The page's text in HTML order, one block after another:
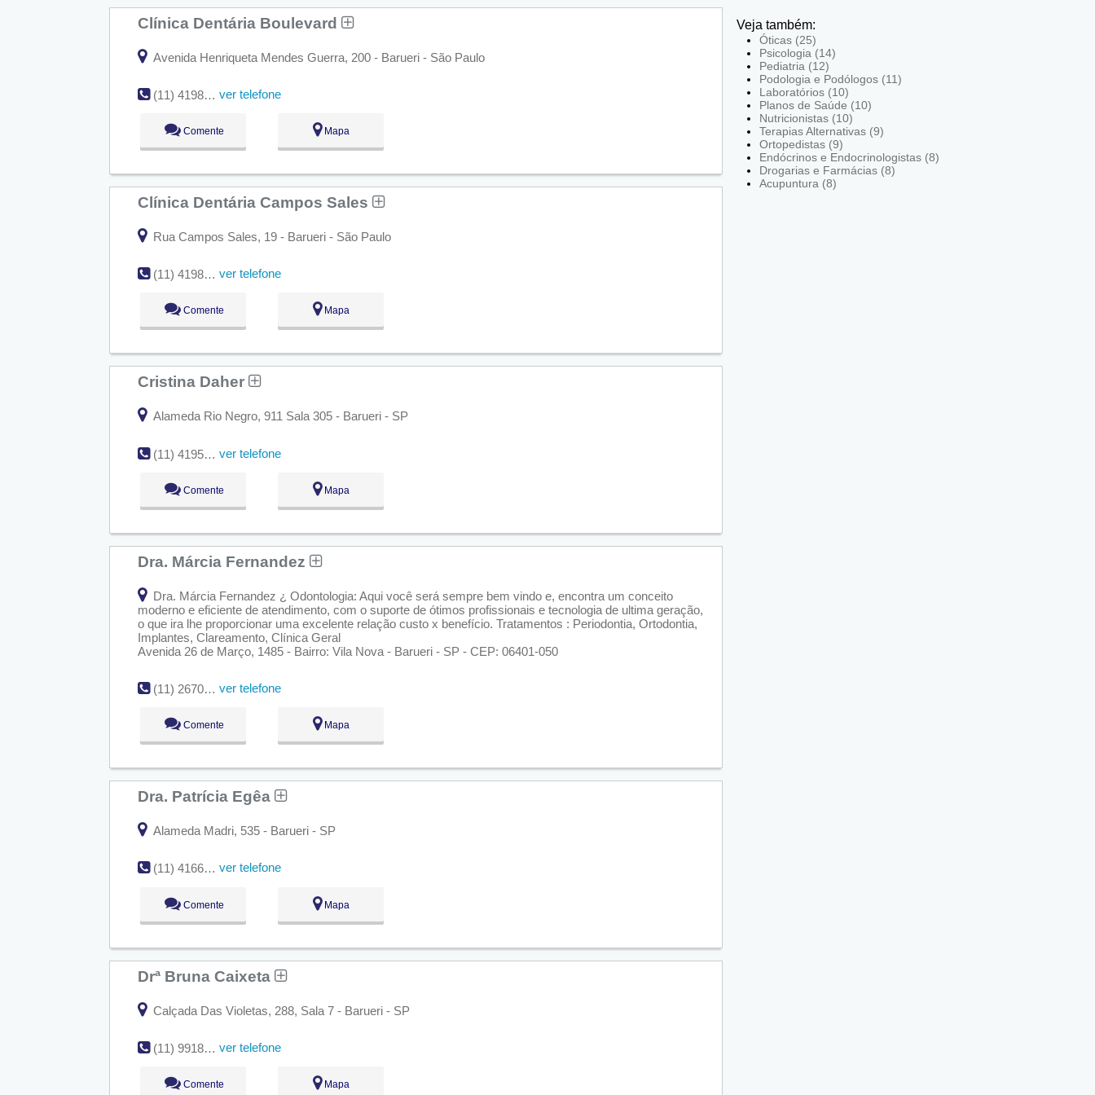
Clínica Dentária Boulevard
Avenida Henriqueta Mendes Guerra, 200 - Barueri - São Paulo
(11) 4198-0681 ver telefone
Comente Mapa
Clínica Dentária Campos Sales
Rua Campos Sales, 19 - Barueri - São Paulo
(11) 4198-3476 ver telefone
Comente Mapa
Cristina Daher
Alameda Rio Negro, 911 Sala 305 - Barueri - SP
(11) 4195-8037 ver telefone
Comente Mapa
Dra. Márcia Fernandez
Dra. Márcia Fernandez ¿ Odontologia: Aqui você será sempre bem vindo e, encontra um conceito
moderno e eficiente de atendimento, com o suporte de ótimos profissionais e tecnologia de ultima geração,
o que ira lhe proporcionar uma excelente relação custo x benefício. Tratamentos : Periodontia, Ortodontia,
Implantes, Clareamento, Clínica Geral
Avenida 26 de Março, 1485 - Bairro: Vila Nova - Barueri - SP - CEP: 06401-050
(11) 2670-1171 ver telefone
Comente Mapa
Dra. Patrícia Egêa
Alameda Madri, 535 - Barueri - SP
(11) 4166-5477 ver telefone
Comente Mapa
Drª Bruna Caixeta
Calçada Das Violetas, 288, Sala 7 - Barueri - SP
(11) 99184-9468 ver telefone
Comente Mapa
Veja também:
Óticas (25)
Psicologia (14)
Pediatria (12)
Podologia e Podólogos (11)
Laboratórios (10)
Planos de Saúde (10)
Nutricionistas (10)
Terapias Alternativas (9)
Ortopedistas (9)
Endócrinos e Endocrinologistas (8)
Drogarias e Farmácias (8)
Acupuntura (8)